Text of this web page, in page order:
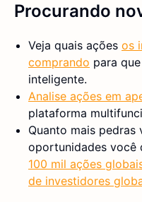
Procurando
Veja quais ações os
comprando para
inteligente.
Analise ações em
plataforma
Quanto mais pedras
oportunidades você
100 mil ações
de investidores